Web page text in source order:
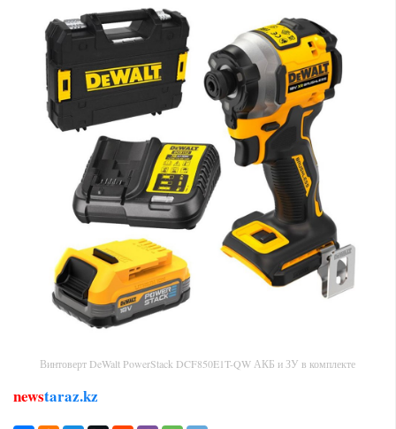
Винтоверт DeWalt PowerStack DCF850E1T-QW АКБ и ЗУ в комплекте
newstaraz.kz